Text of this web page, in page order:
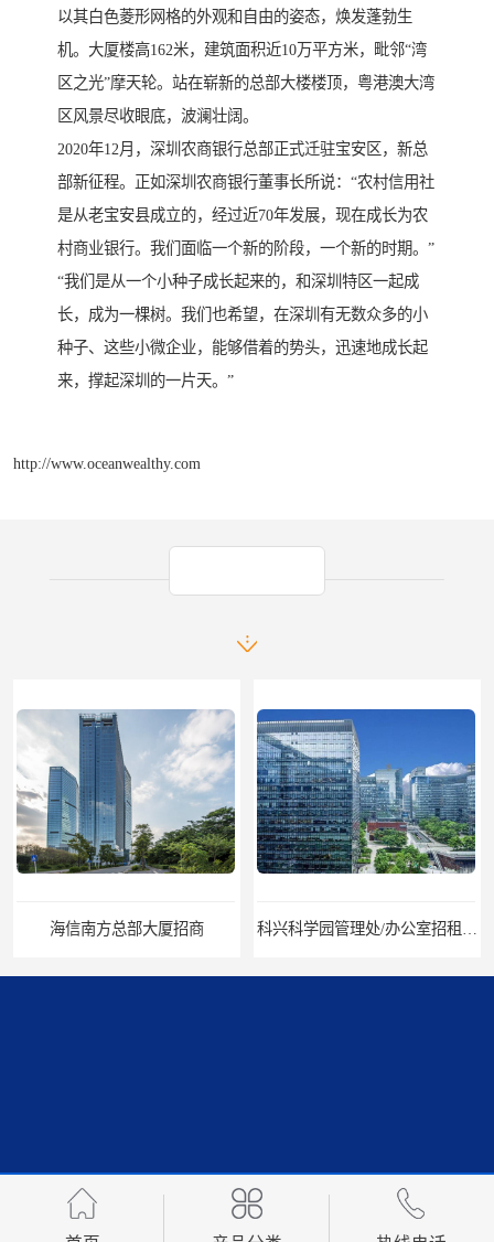
以其白色菱形网格的外观和自由的姿态，焕发蓬勃生
机。大厦楼高162米，建筑面积近10万平方米，毗邻“湾
区之光”摩天轮。站在崭新的总部大楼楼顶，粤港澳大湾
区风景尽收眼底，波澜壮阔。
2020年12月，深圳农商银行总部正式迁驻宝安区，新总
部新征程。正如深圳农商银行董事长所说：“农村信用社
是从老宝安县成立的，经过近70年发展，现在成长为农
村商业银行。我们面临一个新的阶段，一个新的时期。”
“我们是从一个小种子成长起来的，和深圳特区一起成
长，成为一棵树。我们也希望，在深圳有无数众多的小
种子、这些小微企业，能够借着的势头，迅速地成长起
来，撑起深圳的一片天。”
http://www.oceanwealthy.com
海信南方总部大厦招商
中国华润大厦招商 招商局广场出租